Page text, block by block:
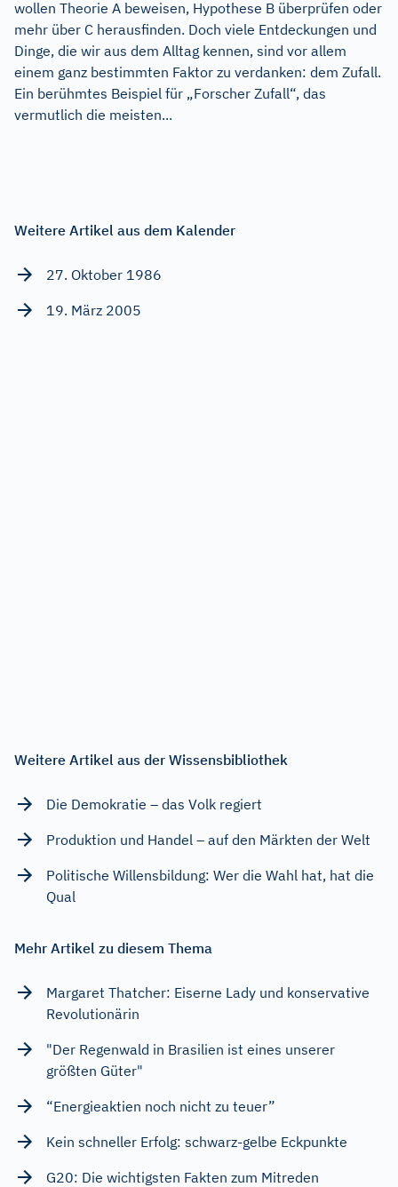
wollen Theorie A beweisen, Hypothese B überprüfen oder
mehr über C herausfinden. Doch viele Entdeckungen und
Dinge, die wir aus dem Alltag kennen, sind vor allem
einem ganz bestimmten Faktor zu verdanken: dem Zufall.
Ein berühmtes Beispiel für „Forscher Zufall“, das
vermutlich die meisten...
Weitere Artikel aus dem Kalender
27. Oktober 1986
19. März 2005
Weitere Artikel aus der Wissensbibliothek
Die Demokratie – das Volk regiert
Produktion und Handel – auf den Märkten der Welt
Politische Willensbildung: Wer die Wahl hat, hat die
Qual
Mehr Artikel zu diesem Thema
Margaret Thatcher: Eiserne Lady und konservative
Revolutionärin
"Der Regenwald in Brasilien ist eines unserer
größten Güter"
“Energieaktien noch nicht zu teuer”
Kein schneller Erfolg: schwarz-gelbe Eckpunkte
G20: Die wichtigsten Fakten zum Mitreden